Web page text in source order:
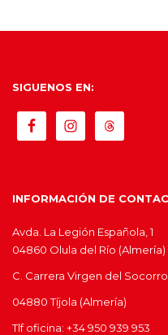
SIGUENOS EN:
INFORMACIÓN DE
Avda. La Legión Española, 1
04860 Olula del Río (Almería)
C. Carrera Virgen del
04880 Tíjola (Almería)
Tlf oficina: +34 950 939 953